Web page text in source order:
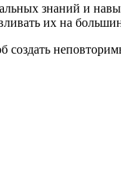
знаний и
их на